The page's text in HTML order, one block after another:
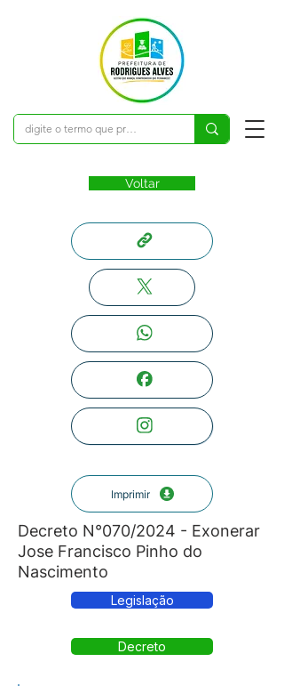
Voltar
Imprimir
Decreto N°070/2024 - Exonerar
Jose Francisco Pinho do
Nascimento
Legislação
Decreto